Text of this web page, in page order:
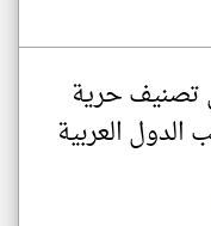
تصنيف حرية
الدول العربية